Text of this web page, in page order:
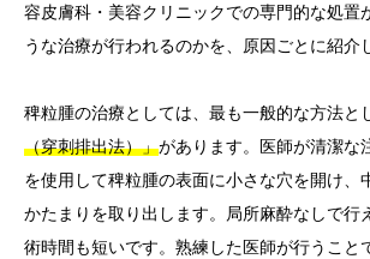
容皮膚科・美容クリニックでの専門的な処置
うな治療が行われるのかを、原因ごとに紹介
稗粒腫の治療としては、最も一般的な方法と
（穿刺排出法）」があります。医師が清潔な
を使用して稗粒腫の表面に小さな穴を開け、
かたまりを取り出します。局所麻酔なしで行
術時間も短いです。熟練した医師が行うこと